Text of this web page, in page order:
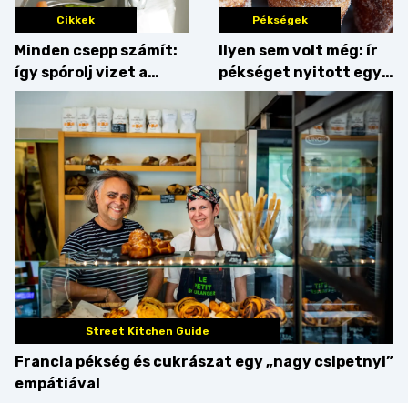
Cikkek
Minden csepp számít:
így spórolj vizet a
konyhában
Pékségek
Ilyen sem volt még: ír
pékséget nyitott egy
Dublinból hazatért pár
Street Kitchen Guide
Francia pékség és cukrászat egy „nagy csipetnyi”
empátiával